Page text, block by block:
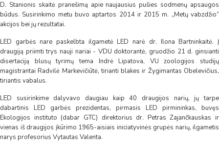
D. Stanionis skaitė pranešimą apie naujausius pušies sodmenų apsaugos
būdus. Susirinkimo metu buvo aptartos 2014 ir 2015 m. „Metų vabzdžio“
akcijos bei jų rezultatai.
LED garbės nare paskelbta ilgametė LED narė dr. Ilona Bartninkaitė. Į
draugiją priimti trys nauji nariai - VDU doktorantė, gruodžio 21 d. ginsianti
disertaciją blusų tyrimų tema Indrė Lipatova, VU zoologijos studijų
magistrantai Radvilė Markevičiūtė, tirianti blakes ir Žygimantas Obelevičius,
tiriantis vabalus.
LED susirinkime dalyvavo daugiau kaip 40 draugijos narių, jų tarpe
dabartinis LED garbės prezidentas, pirmasis LED pirmininkas, buvęs
Ekologijos instituto (dabar GTC) direktorius dr. Petras Zajančkauskas ir
vienas iš draugijos įkūrimo 1965-aisiais iniciatyvinės grupės narių, ilgametis
narys profesorius Vytautas Valenta.